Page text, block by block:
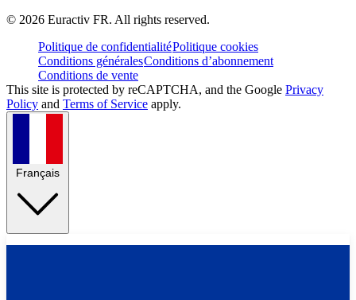
© 2026 Euractiv FR. All rights reserved.
Politique de confidentialitéPolitique cookies
Conditions généralesConditions d’abonnement
Conditions de vente
This site is protected by reCAPTCHA, and the Google Privacy
Policy and Terms of Service apply.
Français